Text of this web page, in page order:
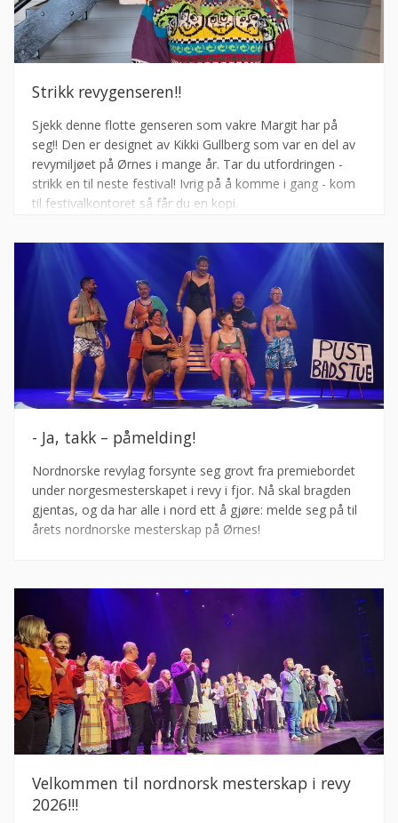
Strikk revygenseren!!
Sjekk denne flotte genseren som vakre Margit har på
seg!! Den er designet av Kikki Gullberg som var en del av
revymiljøet på Ørnes i mange år. Tar du utfordringen -
strikk en til neste festival! Ivrig på å komme i gang - kom
til festivalkontoret så får du en kopi.
- Ja, takk – påmelding!
Nordnorske revylag forsynte seg grovt fra premiebordet
under norgesmesterskapet i revy i fjor. Nå skal bragden
gjentas, og da har alle i nord ett å gjøre: melde seg på til
årets nordnorske mesterskap på Ørnes!
Velkommen til nordnorsk mesterskap i revy
2026!!!